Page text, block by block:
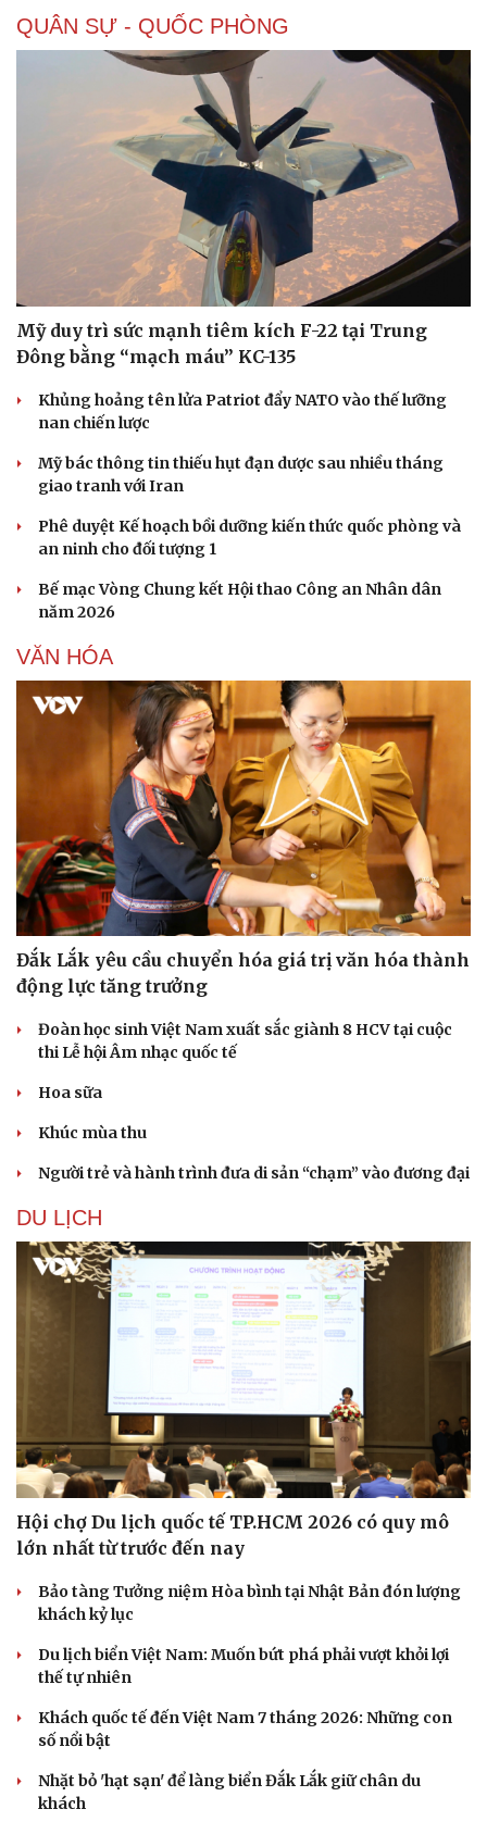
Dinh dưỡng - món ngon
Sản phụ khoa
Nam khoa
Phòng mạch online
Ăn sạch sống khỏe
Đời sống
Nhà đẹp
Blog
Tình yêu - Gia đình
Văn hóa
Sân khấu - Điện ảnh
Âm nhạc
Di sản
Giải trí
Sao Việt
QUÂN SỰ - QUỐC PHÒNG
Mỹ duy trì sức mạnh tiêm kích F-22 tại Trung
Đông bằng “mạch máu” KC-135
Khủng hoảng tên lửa Patriot đẩy NATO vào thế lưỡng
nan chiến lược
Mỹ bác thông tin thiếu hụt đạn dược sau nhiều tháng
giao tranh với Iran
Phê duyệt Kế hoạch bồi dưỡng kiến thức quốc phòng và
an ninh cho đối tượng 1
Bế mạc Vòng Chung kết Hội thao Công an Nhân dân
năm 2026
VĂN HÓA
Đắk Lắk yêu cầu chuyển hóa giá trị văn hóa thành
động lực tăng trưởng
Đoàn học sinh Việt Nam xuất sắc giành 8 HCV tại cuộc
thi Lễ hội Âm nhạc quốc tế
Hoa sữa
Khúc mùa thu
Người trẻ và hành trình đưa di sản “chạm” vào đương đại
DU LỊCH
Hội chợ Du lịch quốc tế TP.HCM 2026 có quy mô
lớn nhất từ trước đến nay
Bảo tàng Tưởng niệm Hòa bình tại Nhật Bản đón lượng
khách kỷ lục
Du lịch biển Việt Nam: Muốn bứt phá phải vượt khỏi lợi
thế tự nhiên
Khách quốc tế đến Việt Nam 7 tháng 2026: Những con
số nổi bật
Nhặt bỏ 'hạt sạn' để làng biển Đắk Lắk giữ chân du
khách